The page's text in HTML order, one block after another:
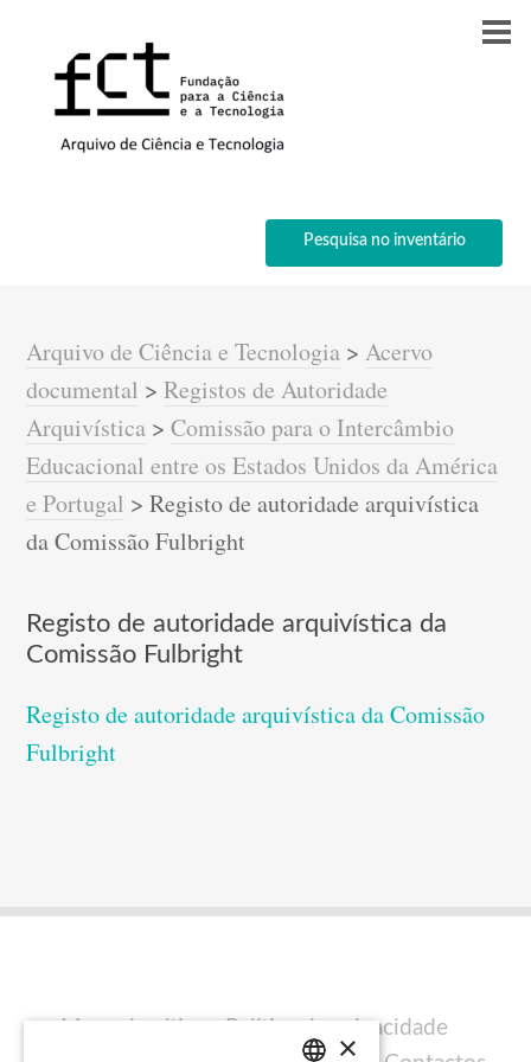
Pesquisa no inventário
Arquivo de Ciência e Tecnologia >Acervo
documental >Registos de Autoridade
Arquivística >Comissão para o Intercâmbio
Educacional entre os Estados Unidos da América
e Portugal >Registo de autoridade arquivística
da Comissão Fulbright
Registo de autoridade arquivística da
Comissão Fulbright
Registo de autoridade arquivística da Comissão
Fulbright
Mapa do sítio
Política de privacidade
×